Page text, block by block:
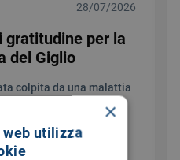
28/07/2026
gratitudine per la
del Giglio
colpita da una malattia
non facile, ho×
web utilizza